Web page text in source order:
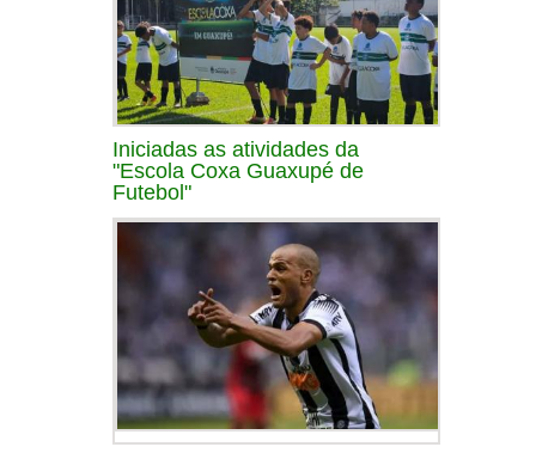
Iniciadas as atividades da
"Escola Coxa Guaxupé de
Futebol"